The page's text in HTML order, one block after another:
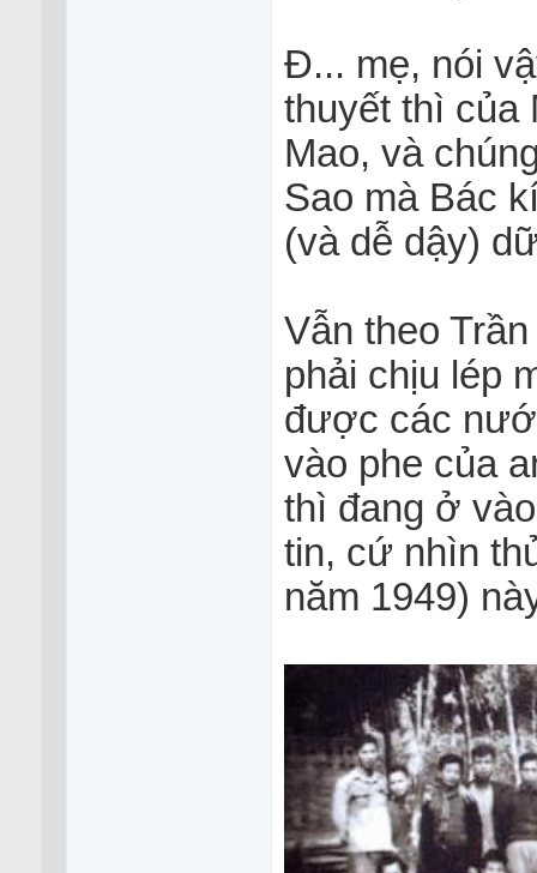
Đ... mẹ, nói
thuyết thì của
Mao, và
Sao mà Bác
(và dễ dậy)
Vẫn theo
phải chịu lép
được các
vào phe của
thì đang ở
tin, cứ nhìn
năm 1949)